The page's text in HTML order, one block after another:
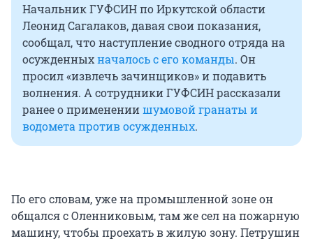
Начальник ГУФСИН по Иркутской области
Леонид Сагалаков, давая свои показания,
сообщал, что наступление сводного отряда на
осужденныхначалось с его команды. Он
просил «извлечь зачинщиков» и подавить
волнения. А сотрудники ГУФСИН рассказали
ранее о применениишумовой гранаты и
водомета против осужденных.
По его словам, уже на промышленной зоне он
общался с Оленниковым, там же сел на пожарную
машину, чтобы проехать в жилую зону. Петрушин